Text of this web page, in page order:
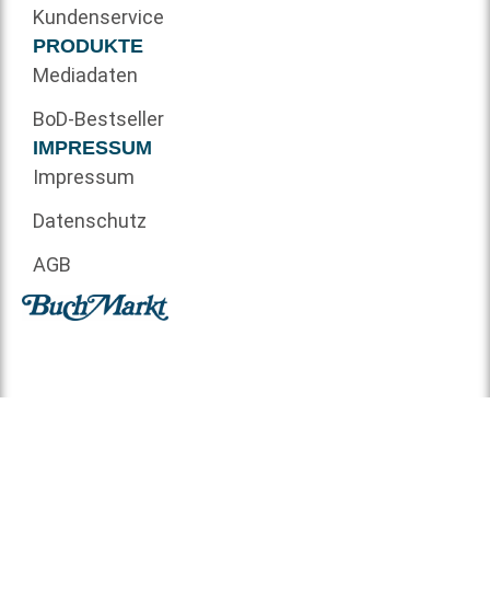
Kundenservice
PRODUKTE
Mediadaten
BoD-Bestseller
IMPRESSUM
Impressum
Datenschutz
AGB